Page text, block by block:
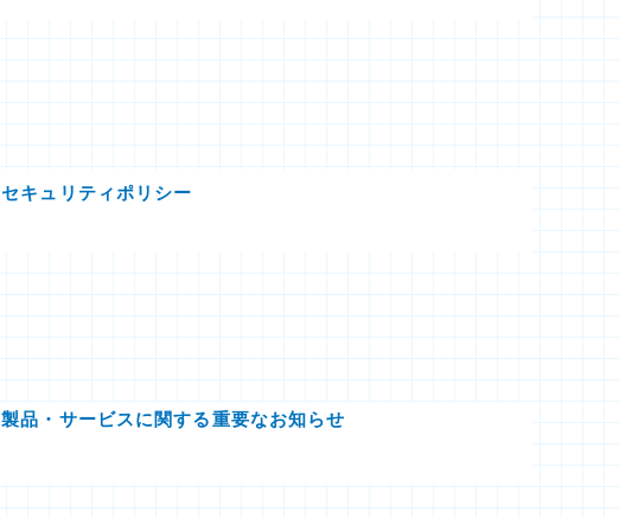
セキュリティポリシー
製品・サービスに関する重要なお知らせ